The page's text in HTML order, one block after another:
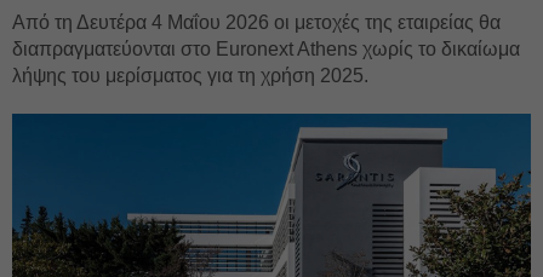
Από τη Δευτέρα 4 Μαΐου 2026 οι μετοχές της εταιρείας θα
διαπραγματεύονται στο Euronext Athens χωρίς το δικαίωμα
λήψης του μερίσματος για τη χρήση 2025.